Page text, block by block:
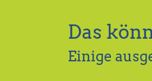
Das
Einige